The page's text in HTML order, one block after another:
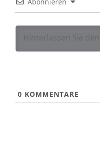
0 KOMMENTARE